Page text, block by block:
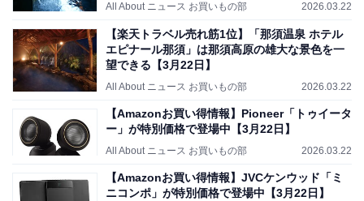
All About ニュース お買いもの部 2026.03.22
【楽天トラベル売れ筋1位】「那須温泉 ホテル
エピナール那須」は那須高原の雄大な景色を一
望できる【3月22日】
All About ニュース お買いもの部 2026.03.22
【Amazonお買い得情報】Pioneer「トゥイータ
ー」が特別価格で登場中【3月22日】
All About ニュース お買いもの部 2026.03.22
【Amazonお買い得情報】JVCケンウッド「ミ
ニコンポ」が特別価格で登場中【3月22日】